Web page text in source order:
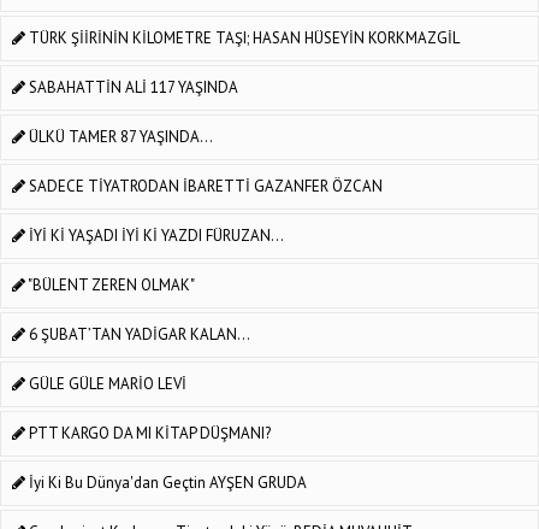
TÜRK ŞİİRİNİN KİLOMETRE TAŞI; HASAN HÜSEYİN KORKMAZGİL
SABAHATTİN ALİ 117 YAŞINDA
ÜLKÜ TAMER 87 YAŞINDA...
SADECE TİYATRODAN İBARETTİ GAZANFER ÖZCAN
İYİ Kİ YAŞADI İYİ Kİ YAZDI FÜRUZAN...
"BÜLENT ZEREN OLMAK"
6 ŞUBAT’TAN YADİGAR KALAN…
GÜLE GÜLE MARİO LEVİ
PTT KARGO DA MI KİTAP DÜŞMANI?
İyi Ki Bu Dünya'dan Geçtin AYŞEN GRUDA